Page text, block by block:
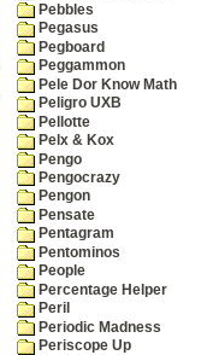
Pebbles
Pegasus
Pegboard
Peggammon
Pele Dor Know Math
Peligro UXB
Pellotte
Pelx & Kox
Pengo
Pengocrazy
Pengon
Pensate
Pentagram
Pentominos
People
Percentage Helper
Peril
Periodic Madness
Periscope Up